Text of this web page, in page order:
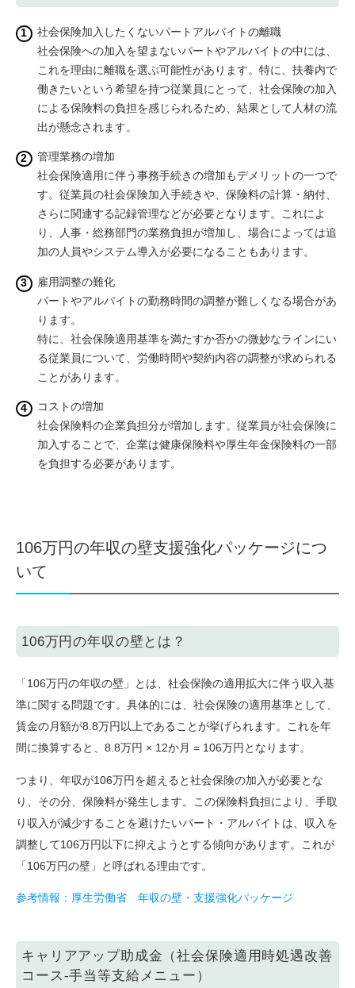
社会保険加入したくないパートアルバイトの離職
社会保険への加入を望まないパートやアルバイトの中には、
これを理由に離職を選ぶ可能性があります。特に、扶養内で
働きたいという希望を持つ従業員にとって、社会保険の加入
による保険料の負担を感じられるため、結果として人材の流
出が懸念されます。
管理業務の増加
社会保険適用に伴う事務手続きの増加もデメリットの一つで
す。従業員の社会保険加入手続きや、保険料の計算・納付、
さらに関連する記録管理などが必要となります。これによ
り、人事・総務部門の業務負担が増加し、場合によっては追
加の人員やシステム導入が必要になることもあります。
雇用調整の難化
パートやアルバイトの勤務時間の調整が難しくなる場合があ
ります。
特に、社会保険適用基準を満たすか否かの微妙なラインにい
る従業員について、労働時間や契約内容の調整が求められる
ことがあります。
コストの増加
社会保険料の企業負担分が増加します。従業員が社会保険に
加入することで、企業は健康保険料や厚生年金保険料の一部
を負担する必要があります。
106万円の年収の壁支援強化パッケージにつ
いて
106万円の年収の壁とは？
「106万円の年収の壁」とは、社会保険の適用拡大に伴う収入基
準に関する問題です。具体的には、社会保険の適用基準として、
賃金の月額が8.8万円以上であることが挙げられます。これを年
間に換算すると、8.8万円 × 12か月 = 106万円となります。
つまり、年収が106万円を超えると社会保険の加入が必要とな
り、その分、保険料が発生します。この保険料負担により、手取
り収入が減少することを避けたいパート・アルバイトは、収入を
調整して106万円以下に抑えようとする傾向があります。これが
「106万円の壁」と呼ばれる理由です。
参考情報：厚生労働省 年収の壁・支援強化パッケージ
キャリアアップ助成金（社会保険適用時処遇改善
コース-手当等支給メニュー）